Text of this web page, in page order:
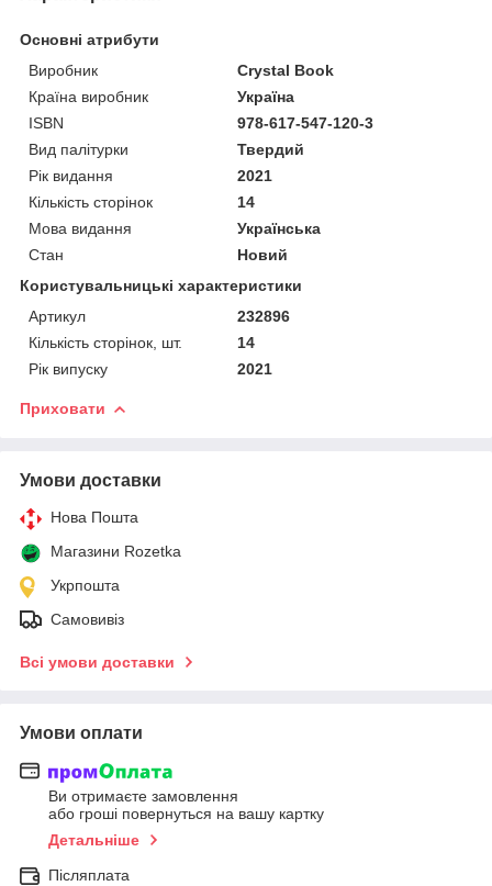
Основні атрибути
Виробник
Crystal Book
Країна виробник
Україна
ISBN
978-617-547-120-3
Вид палітурки
Твердий
Рік видання
2021
Кількість сторінок
14
Мова видання
Українська
Стан
Новий
Користувальницькі характеристики
Артикул
232896
Кількість сторінок, шт.
14
Рік випуску
2021
Приховати
Умови доставки
Нова Пошта
Магазини Rozetka
Укрпошта
Самовивіз
Всі умови доставки
Умови оплати
Ви отримаєте замовлення
або гроші повернуться на вашу картку
Детальніше
Післяплата